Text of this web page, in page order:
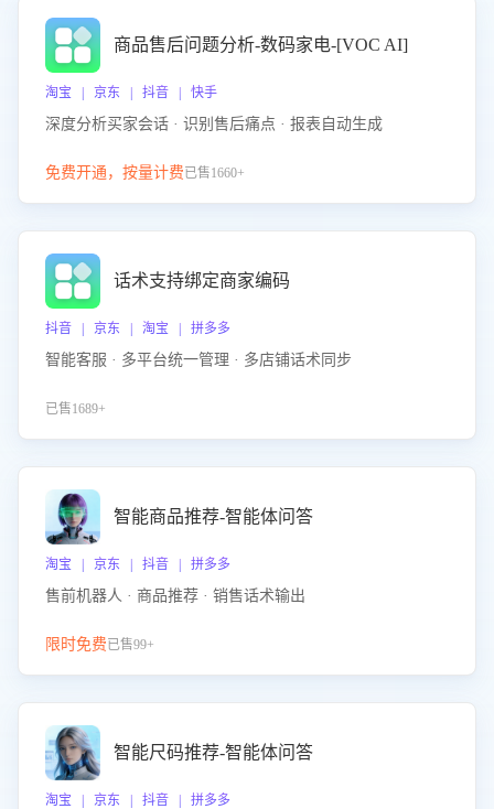
商品售后问题分析-数码家电-[VOC AI]
淘宝 | 京东 | 抖音 | 快手
深度分析买家会话 · 识别售后痛点 · 报表自动生成
免费开通，按量计费已售1660+
话术支持绑定商家编码
抖音 | 京东 | 淘宝 | 拼多多
智能客服 · 多平台统一管理 · 多店铺话术同步
已售1689+
智能商品推荐-智能体问答
淘宝 | 京东 | 抖音 | 拼多多
售前机器人 · 商品推荐 · 销售话术输出
限时免费已售99+
智能尺码推荐-智能体问答
淘宝 | 京东 | 抖音 | 拼多多